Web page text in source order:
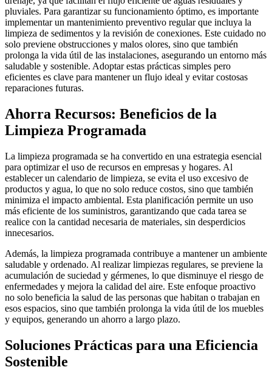
pluviales. Para garantizar su funcionamiento óptimo, es importante
implementar un mantenimiento preventivo regular que incluya la
limpieza de sedimentos y la revisión de conexiones. Este cuidado no
solo previene obstrucciones y malos olores, sino que también
prolonga la vida útil de las instalaciones, asegurando un entorno más
saludable y sostenible. Adoptar estas prácticas simples pero
eficientes es clave para mantener un flujo ideal y evitar costosas
reparaciones futuras.
Ahorra Recursos: Beneficios de la
Limpieza Programada
La limpieza programada se ha convertido en una estrategia esencial
para optimizar el uso de recursos en empresas y hogares. Al
establecer un calendario de limpieza, se evita el uso excesivo de
productos y agua, lo que no solo reduce costos, sino que también
minimiza el impacto ambiental. Esta planificación permite un uso
más eficiente de los suministros, garantizando que cada tarea se
realice con la cantidad necesaria de materiales, sin desperdicios
innecesarios.
Además, la limpieza programada contribuye a mantener un ambiente
saludable y ordenado. Al realizar limpiezas regulares, se previene la
acumulación de suciedad y gérmenes, lo que disminuye el riesgo de
enfermedades y mejora la calidad del aire. Este enfoque proactivo
no solo beneficia la salud de las personas que habitan o trabajan en
esos espacios, sino que también prolonga la vida útil de los muebles
y equipos, generando un ahorro a largo plazo.
Soluciones Prácticas para una Eficiencia
Sostenible